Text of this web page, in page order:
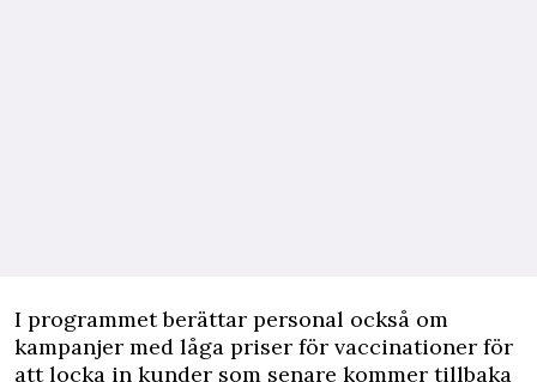
I programmet berättar personal också om
kampanjer med låga priser för vaccinationer för
att locka in kunder som senare kommer tillbaka